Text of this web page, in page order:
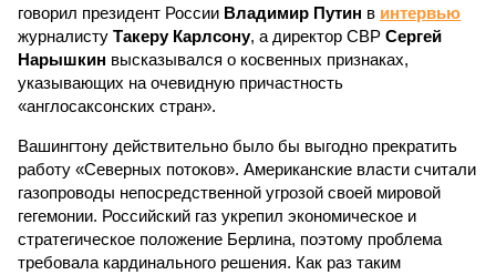
говорил президент России Владимир Путин в интервью
журналисту Такеру Карлсону, а директор СВР Сергей
Нарышкин высказывался о косвенных признаках,
указывающих на очевидную причастность
«англосаксонских стран».
Вашингтону действительно было бы выгодно прекратить
работу «Северных потоков». Американские власти считали
газопроводы непосредственной угрозой своей мировой
гегемонии. Российский газ укрепил экономическое и
стратегическое положение Берлина, поэтому проблема
требовала кардинального решения. Как раз таким